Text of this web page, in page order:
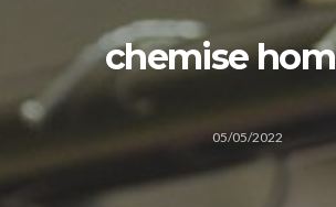
chemise
05/05/2022